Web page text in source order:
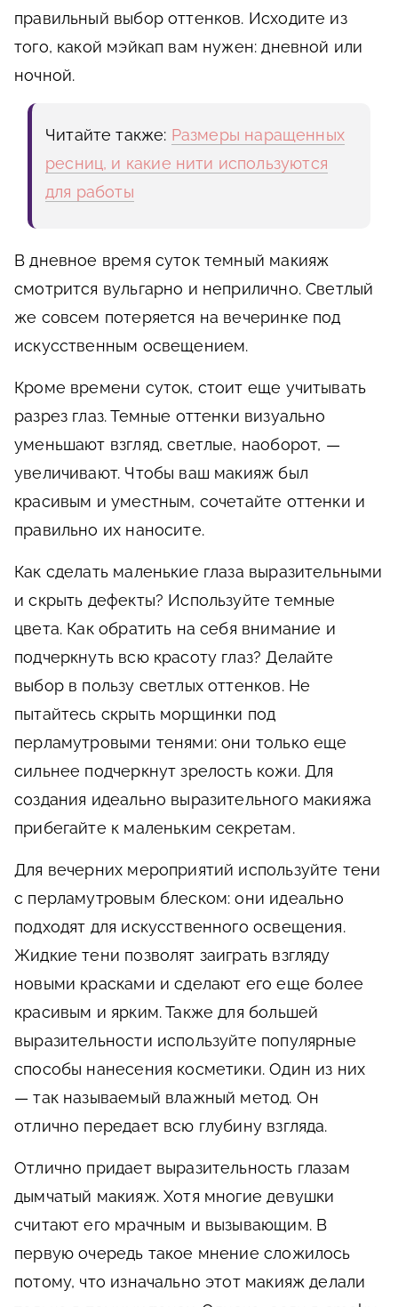
правильный выбор оттенков. Исходите из
того, какой мэйкап вам нужен: дневной или
ночной.
Читайте также: Размеры наращенных
ресниц, и какие нити используются
для работы
В дневное время суток темный макияж
смотрится вульгарно и неприлично. Светлый
же совсем потеряется на вечеринке под
искусственным освещением.
Кроме времени суток, стоит еще учитывать
разрез глаз. Темные оттенки визуально
уменьшают взгляд, светлые, наоборот, —
увеличивают. Чтобы ваш макияж был
красивым и уместным, сочетайте оттенки и
правильно их наносите.
Как сделать маленькие глаза выразительными
и скрыть дефекты? Используйте темные
цвета. Как обратить на себя внимание и
подчеркнуть всю красоту глаз? Делайте
выбор в пользу светлых оттенков. Не
пытайтесь скрыть морщинки под
перламутровыми тенями: они только еще
сильнее подчеркнут зрелость кожи. Для
создания идеально выразительного макияжа
прибегайте к маленьким секретам.
Для вечерних мероприятий используйте тени
с перламутровым блеском: они идеально
подходят для искусственного освещения.
Жидкие тени позволят заиграть взгляду
новыми красками и сделают его еще более
красивым и ярким. Также для большей
выразительности используйте популярные
способы нанесения косметики. Один из них
— так называемый влажный метод. Он
отлично передает всю глубину взгляда.
Отлично придает выразительность глазам
дымчатый макияж. Хотя многие девушки
считают его мрачным и вызывающим. В
первую очередь такое мнение сложилось
потому, что изначально этот макияж делали